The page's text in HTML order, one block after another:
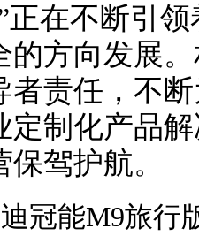
正在不断引
的方向发展
者责任，不
定制化产品
驾护航。
冠能M9旅行